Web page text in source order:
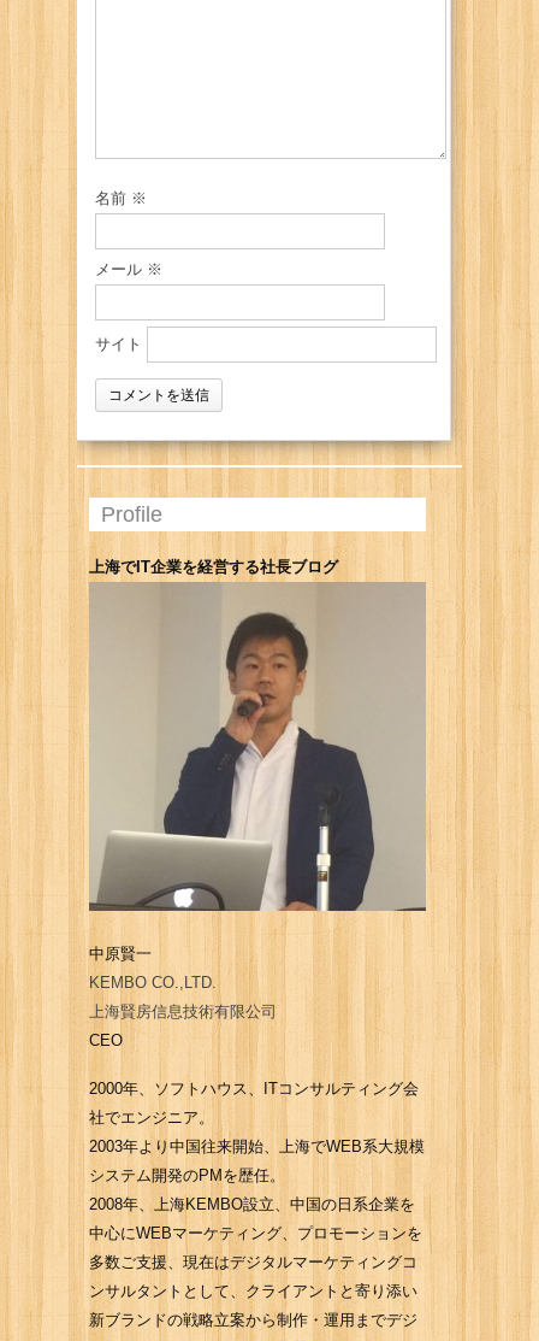
名前 ※
メール ※
サイト
Profile
上海でIT企業を経営する社長ブログ
中原賢一
KEMBO CO.,LTD.
上海賢房信息技術有限公司
CEO
2000年、ソフトハウス、ITコンサルティング会
社でエンジニア。
2003年より中国往来開始、上海でWEB系大規模
システム開発のPMを歴任。
2008年、上海KEMBO設立、中国の日系企業を
中心にWEBマーケティング、プロモーションを
多数ご支援、現在はデジタルマーケティングコ
ンサルタントとして、クライアントと寄り添い
新ブランドの戦略立案から制作・運用までデジ